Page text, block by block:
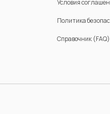
Условия
Политика
Справочник (FAQ)